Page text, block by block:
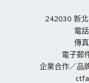
242030 新
電
傳
電子郵
企業合作／品